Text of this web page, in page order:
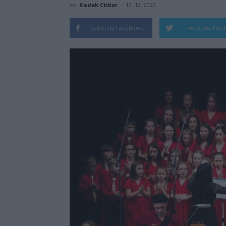
od Radek Ctibor - 13. 12. 2023
Sdílet na Facebooku Tweet na